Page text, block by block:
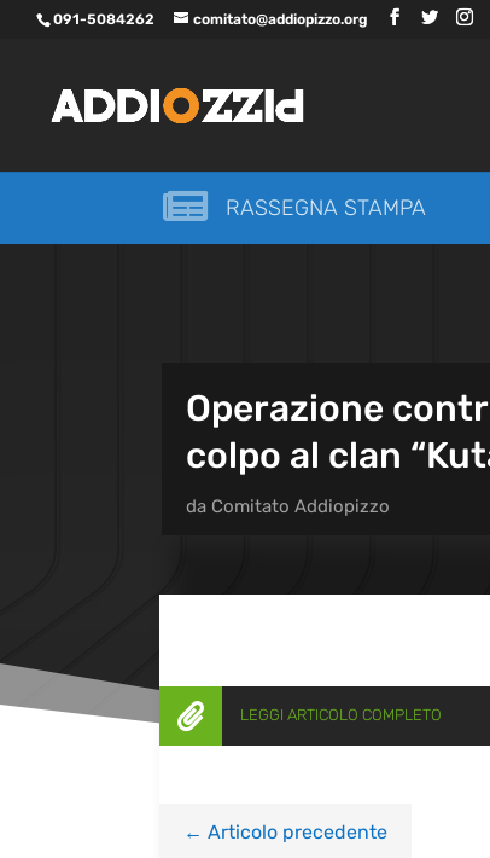
091-5084262 comitato@addiopizzo.org
 RASSEGNA STAMPA
Operazione
colpo al clan
da Comitato Addiopizzo
 LEGGI ARTICOLO COMPLETO
← Articolo precedente